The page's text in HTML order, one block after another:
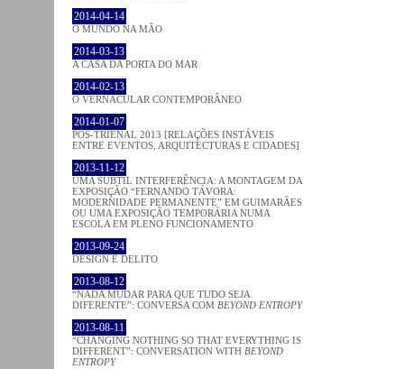
2014-04-14
O MUNDO NA MÃO
2014-03-13
A CASA DA PORTA DO MAR
2014-02-13
O VERNACULAR CONTEMPORÂNEO
2014-01-07
PÓS-TRIENAL 2013 [RELAÇÕES INSTÁVEIS
ENTRE EVENTOS, ARQUITECTURAS E CIDADES]
2013-11-12
UMA SUBTIL INTERFERÊNCIA: A MONTAGEM DA
EXPOSIÇÃO “FERNANDO TÁVORA:
MODERNIDADE PERMANENTE” EM GUIMARÃES
OU UMA EXPOSIÇÃO TEMPORÁRIA NUMA
ESCOLA EM PLENO FUNCIONAMENTO
2013-09-24
DESIGN E DELITO
2013-08-12
“NADA MUDAR PARA QUE TUDO SEJA
DIFERENTE”: CONVERSA COM BEYOND ENTROPY
2013-08-11
“CHANGING NOTHING SO THAT EVERYTHING IS
DIFFERENT”: CONVERSATION WITH BEYOND
ENTROPY